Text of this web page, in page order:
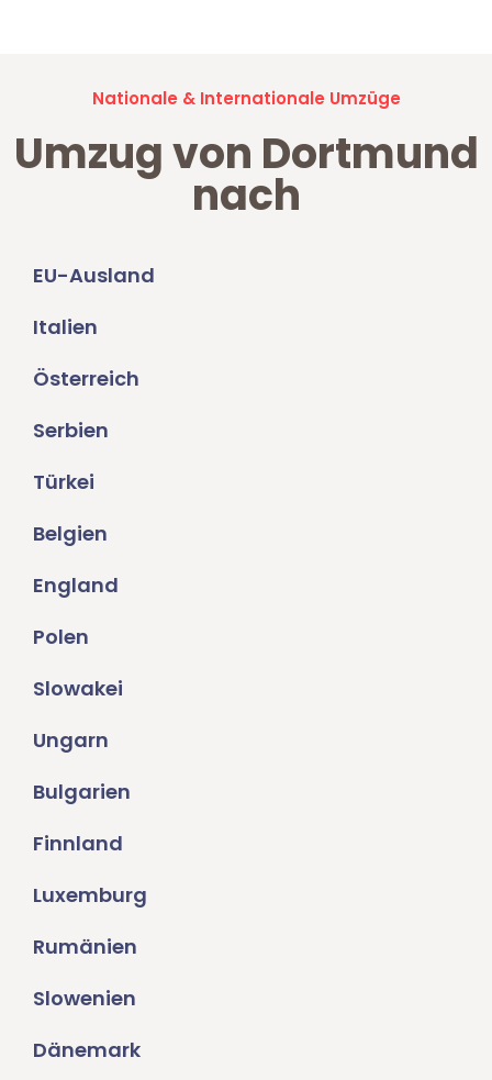
Nationale & Internationale Umzüge
Umzug von Dortmund
nach
EU-Ausland
Italien
Österreich
Serbien
Türkei
Belgien
England
Polen
Slowakei
Ungarn
Bulgarien
Finnland
Luxemburg
Rumänien
Slowenien
Dänemark